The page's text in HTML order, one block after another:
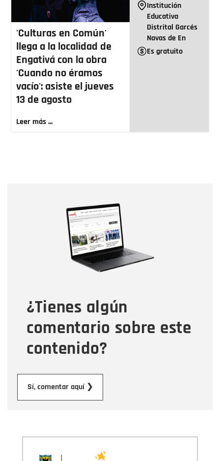
'Culturas en Común'
llega a la localidad de
Engativá con la obra
'Cuando no éramos
vacío': asiste el jueves
13 de agosto
Leer más ...
Institución
Educativa
Distrital Garcés
Navas de En
Es gratuito
¿Tienes algún
comentario sobre este
contenido?
Sí, comentar aquí ❯
Correo electrónico
Tipo de comentario
Mensaje